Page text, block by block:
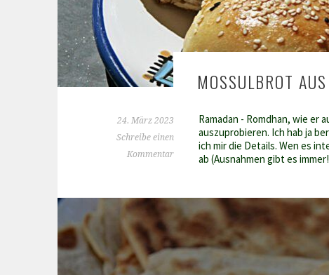
MOSSULBROT
24. März 2023
Schreibe einen
Kommentar
Ramadan - Romdhan, wie
auszuprobieren. Ich hab ja
ich mir die Details. Wen es
ab (Ausnahmen gibt es